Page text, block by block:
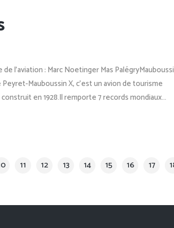
l'aviation : Marc Noetinger Mas
Mauboussin X, c'est un avion de tourisme
en 1928.Il remporte 7 records mondiaux...
11 12 13 14 15 16 17